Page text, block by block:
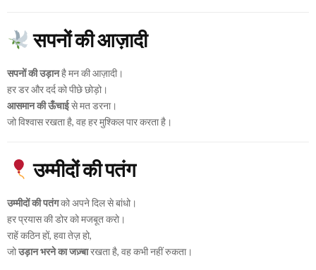
सपनों की आज़ादी
सपनों की उड़ानहै मन की आज़ादी।
हर डर और दर्द को पीछे छोड़ो।
आसमान की ऊँचाईसे मत डरना।
जो विश्वास रखता है, वह हर मुश्किल पार करता है।
उम्मीदों की पतंग
उम्मीदों की पतंगको अपने दिल से बांधो।
हर प्रयास की डोर को मजबूत करो।
राहें कठिन हों, हवा तेज़ हो,
जोउड़ान भरने का जज़्बारखता है, वह कभी नहीं रुकता।